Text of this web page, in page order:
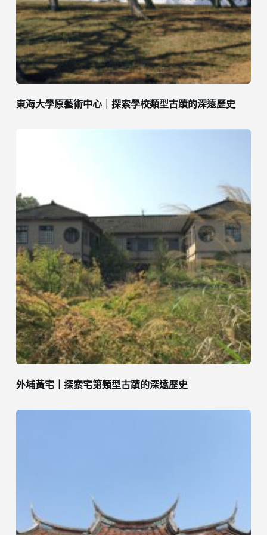
東海大學原藝術中心｜探索學校類型古蹟的深遠歷史
外埔黃宅｜探索宅第類型古蹟的深遠歷史